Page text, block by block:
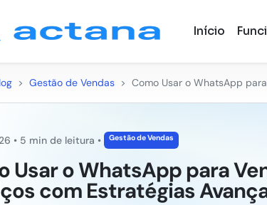
Início
> Gestão de Vendas > Como Usar o WhatsApp
• 5 min de leitura • Gestão de Vendas
Usar o WhatsApp para
com Estratégias